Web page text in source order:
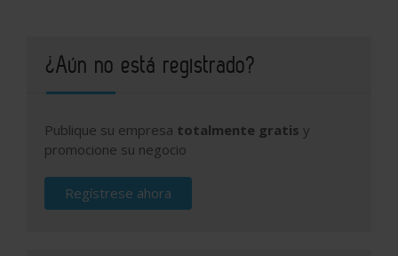
¿Aún no está registrado?
Publique su empresa totalmente gratis y
promocione su negocio
Regístrese ahora